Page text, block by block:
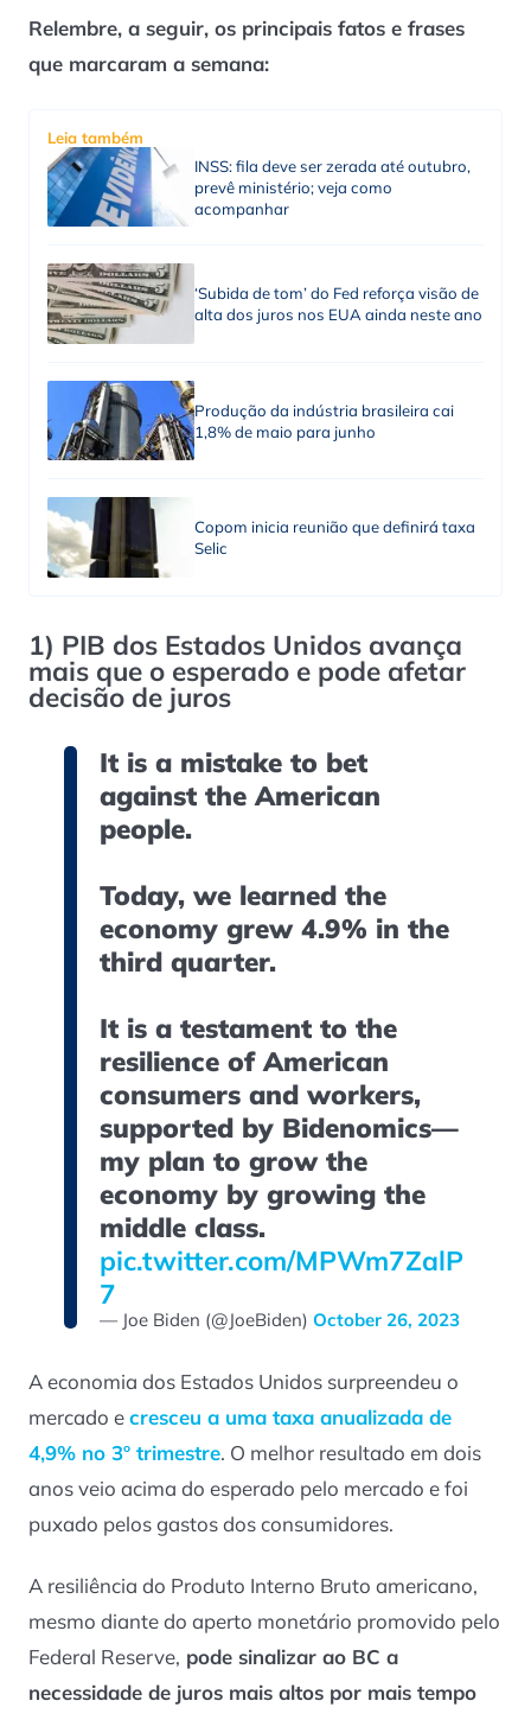
Relembre, a seguir, os principais fatos e frases
que marcaram a semana:
Leia também
INSS: fila deve ser zerada até outubro,
prevê ministério; veja como
acompanhar
‘Subida de tom’ do Fed reforça visão de
alta dos juros nos EUA ainda neste ano
Produção da indústria brasileira cai
1,8% de maio para junho
Copom inicia reunião que definirá taxa
Selic
1) PIB dos Estados Unidos avança
mais que o esperado e pode afetar
decisão de juros
It is a mistake to bet
against the American
people.
Today, we learned the
economy grew 4.9% in the
third quarter.
It is a testament to the
resilience of American
consumers and workers,
supported by Bidenomics—
my plan to grow the
economy by growing the
middle class.
pic.twitter.com/MPWm7ZalP
7
— Joe Biden (@JoeBiden)October 26, 2023
A economia dos Estados Unidos surpreendeu o
mercado ecresceu a uma taxa anualizada de
4,9% no 3º trimestre. O melhor resultado em dois
anos veio acima do esperado pelo mercado e foi
puxado pelos gastos dos consumidores.
A resiliência do Produto Interno Bruto americano,
mesmo diante do aperto monetário promovido pelo
Federal Reserve, pode sinalizar ao BC a
necessidade de juros mais altos por mais tempo